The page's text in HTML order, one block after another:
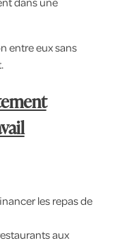
entre eux sans
les repas de
aux